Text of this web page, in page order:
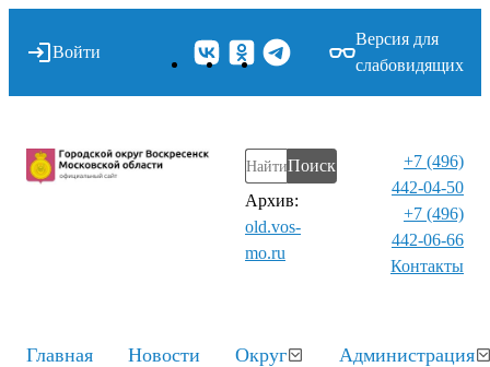
Войти
Версия для
слабовидящих
Поиск
Архив:
old.vos-
mo.ru
+7 (496)
442-04-50
+7 (496)
442-06-66
Контакты⁠
Главная Новости Округ Администрация